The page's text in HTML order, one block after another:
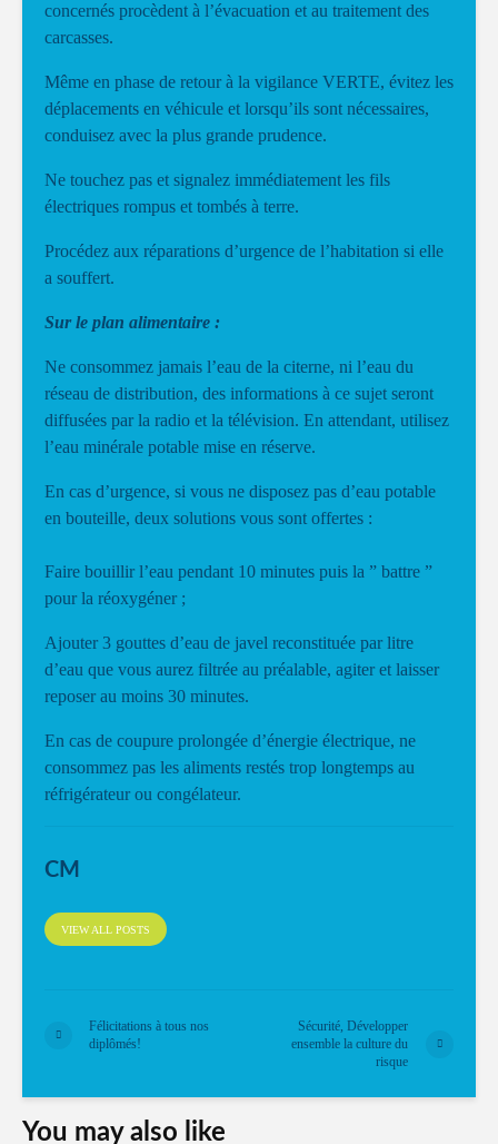
concernés procèdent à l’évacuation et au traitement des
carcasses.
Même en phase de retour à la vigilance VERTE, évitez les
déplacements en véhicule et lorsqu’ils sont nécessaires,
conduisez avec la plus grande prudence.
Ne touchez pas et signalez immédiatement les fils
électriques rompus et tombés à terre.
Procédez aux réparations d’urgence de l’habitation si elle
a souffert.
Sur le plan alimentaire :
Ne consommez jamais l’eau de la citerne, ni l’eau du
réseau de distribution, des informations à ce sujet seront
diffusées par la radio et la télévision. En attendant, utilisez
l’eau minérale potable mise en réserve.
En cas d’urgence, si vous ne disposez pas d’eau potable
en bouteille, deux solutions vous sont offertes :
Faire bouillir l’eau pendant 10 minutes puis la ” battre ”
pour la réoxygéner ;
Ajouter 3 gouttes d’eau de javel reconstituée par litre
d’eau que vous aurez filtrée au préalable, agiter et laisser
reposer au moins 30 minutes.
En cas de coupure prolongée d’énergie électrique, ne
consommez pas les aliments restés trop longtemps au
réfrigérateur ou congélateur.
CM
VIEW ALL POSTS
Félicitations à tous nos
diplômés!
Sécurité, Développer
ensemble la culture du
risque
You may also like